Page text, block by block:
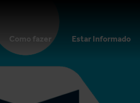
Como fazer Estar Informado